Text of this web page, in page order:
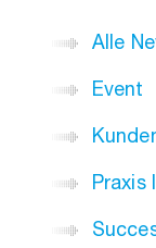
Alle
Event
Praxis